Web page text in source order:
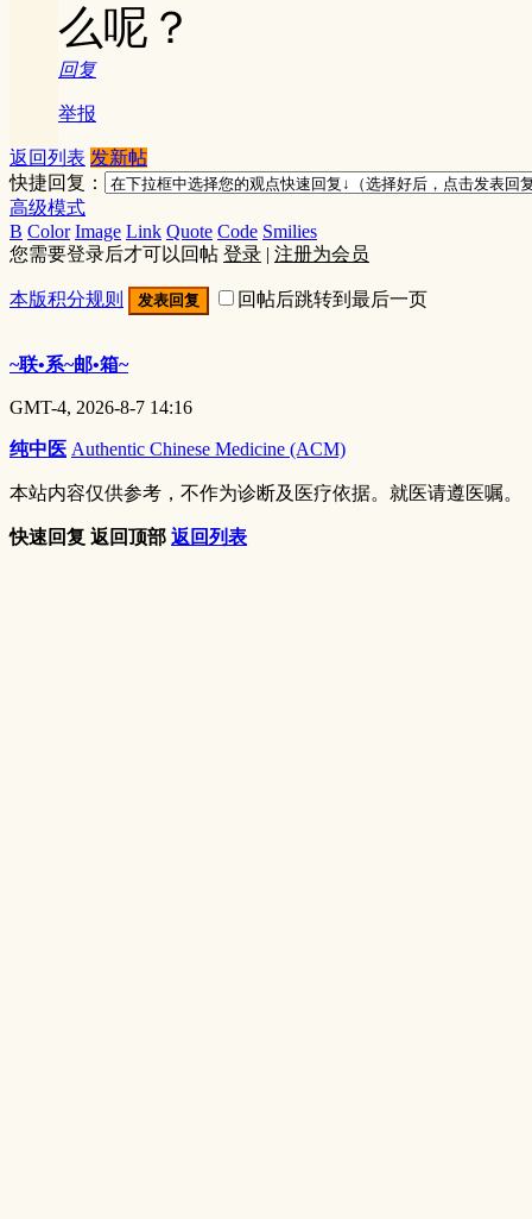
么呢？
回复
举报
返回列表 发新帖
快捷回复：
高级模式
B Color Image Link Quote Code Smilies
您需要登录后才可以回帖 登录 | 注册为会员
本版积分规则 发表回复 回帖后跳转到最后一页
~联•系~邮•箱~
GMT-4, 2026-8-7 14:16
纯中医 Authentic Chinese Medicine (ACM)
本站内容仅供参考，不作为诊断及医疗依据。就医请遵医嘱。
快速回复 返回顶部 返回列表